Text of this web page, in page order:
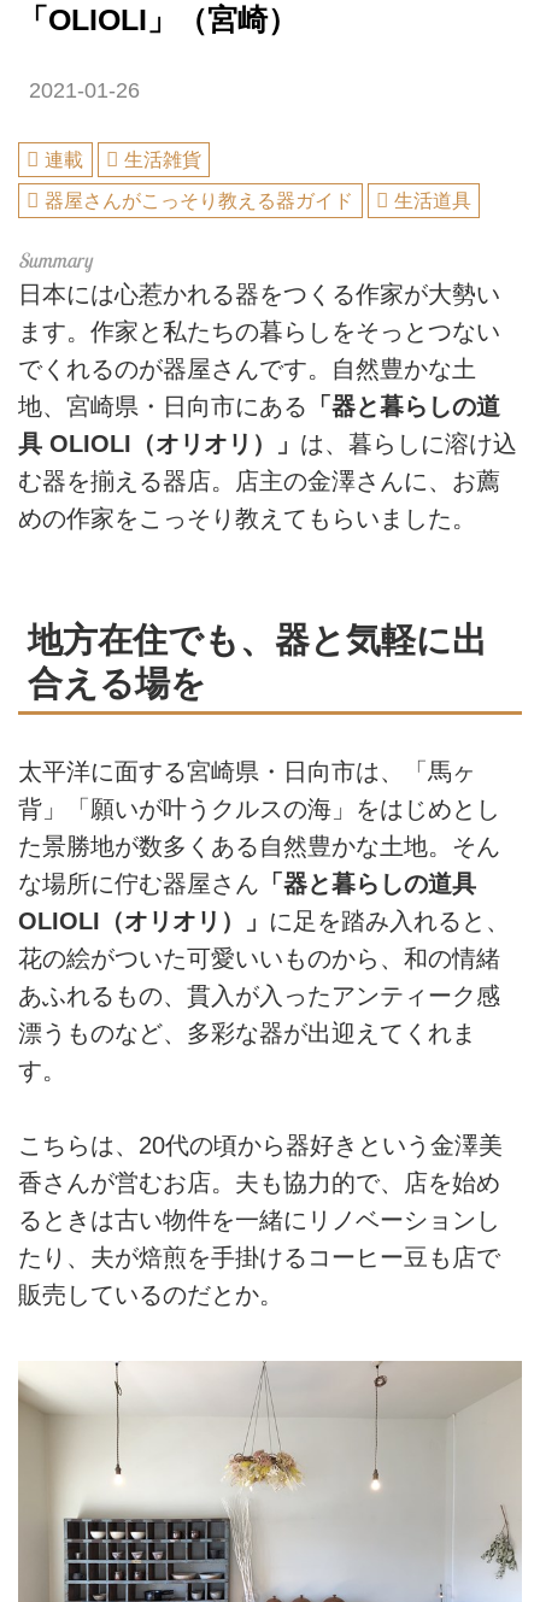
「OLIOLI」（宮崎）
2021-01-26
連載
生活雑貨
器屋さんがこっそり教える器ガイド
生活道具
日本には心惹かれる器をつくる作家が大勢い
ます。作家と私たちの暮らしをそっとつない
でくれるのが器屋さんです。自然豊かな土
地、宮崎県・日向市にある 「器と暮らしの道
具 OLIOLI（オリオリ）」 は、暮らしに溶け込
む器を揃える器店。店主の金澤さんに、お薦
めの作家をこっそり教えてもらいました。
地方在住でも、器と気軽に出
合える場を
太平洋に面する宮崎県・日向市は、「馬ヶ
背」「願いが叶うクルスの海」をはじめとし
た景勝地が数多くある自然豊かな土地。そん
な場所に佇む器屋さん 「器と暮らしの道具
OLIOLI（オリオリ）」 に足を踏み入れると、
花の絵がついた可愛いいものから、和の情緒
あふれるもの、貫入が入ったアンティーク感
漂うものなど、多彩な器が出迎えてくれま
す。
こちらは、20代の頃から器好きという金澤美
香さんが営むお店。夫も協力的で、店を始め
るときは古い物件を一緒にリノベーションし
たり、夫が焙煎を手掛けるコーヒー豆も店で
販売しているのだとか。